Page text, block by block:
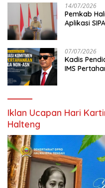
14/07/2026
Pemkab
Aplikasi
07/07/2026
Kadis
IMS
Iklan Ucapan Hari
Halteng